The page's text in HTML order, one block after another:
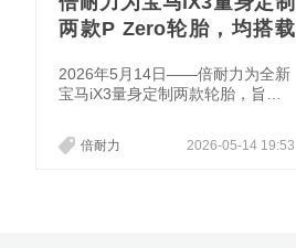
两款P Zero轮胎，均搭载
2026年5月14日——倍耐力为全新
宝马iX3量身定制两款轮胎，旨在
为其打造的P Zero轮胎侧重于精准
操控，而P Zero E轮胎则凸显电动
2026-05-14 19:53
倍耐力